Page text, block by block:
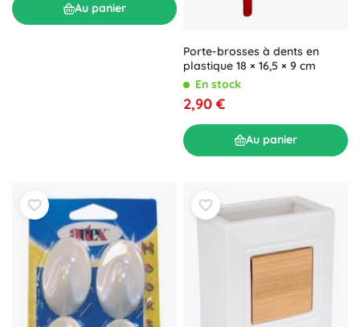
Au panier
Porte-brosses à dents en
plastique 18 × 16,5 × 9 cm
En stock
2,90 €
Au panier